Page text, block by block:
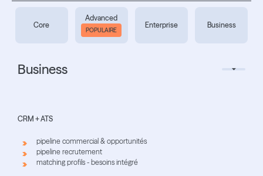
Core
Advanced
POPULAIRE
Enterprise Business
Business
CRM + ATS
pipeline commercial & opportunités
pipeline recrutement
matching profils - besoins intégré